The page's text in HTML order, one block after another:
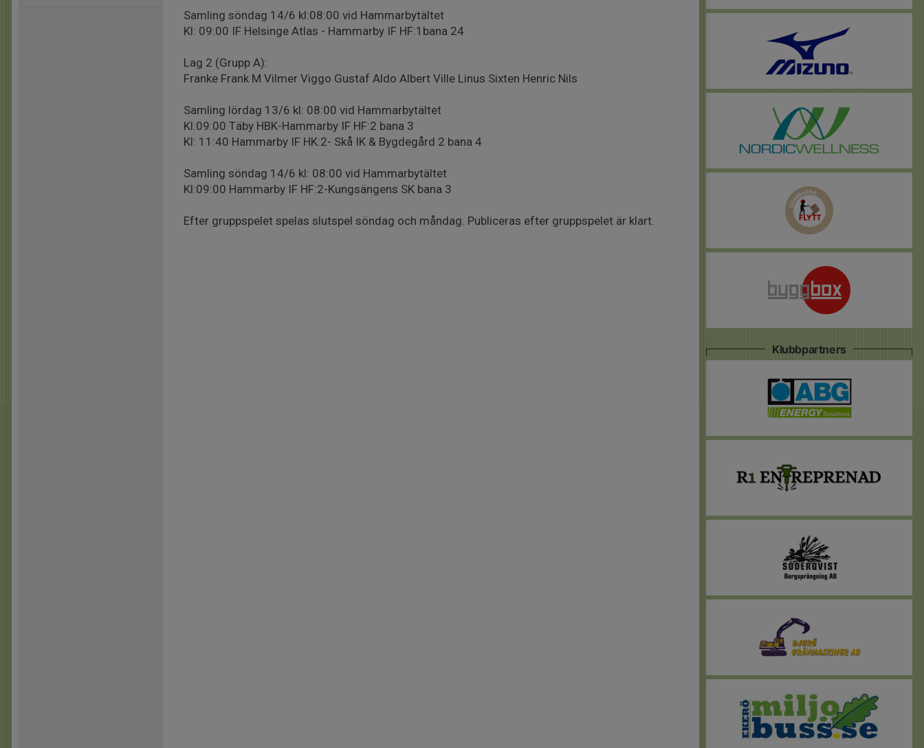
Samling söndag 14/6 kl:08:00 vid Hammarbytältet
Kl: 09:00 IF Helsinge Atlas - Hammarby IF HF:1bana 24
Lag 2 (Grupp A):
Franke Frank M Vilmer Viggo Gustaf Aldo Albert Ville Linus Sixten Henric Nils
Samling lördag 13/6 kl: 08:00 vid Hammarbytältet
Kl:09:00 Täby HBK-Hammarby IF HF:2 bana 3
Kl: 11:40 Hammarby IF HK:2- Skå IK & Bygdegård 2 bana 4
Samling söndag 14/6 kl: 08:00 vid Hammarbytältet
Kl:09:00 Hammarby IF HF:2-Kungsängens SK bana 3
Efter gruppspelet spelas slutspel söndag och måndag. Publiceras efter gruppspelet är klart.
Klubbpartners